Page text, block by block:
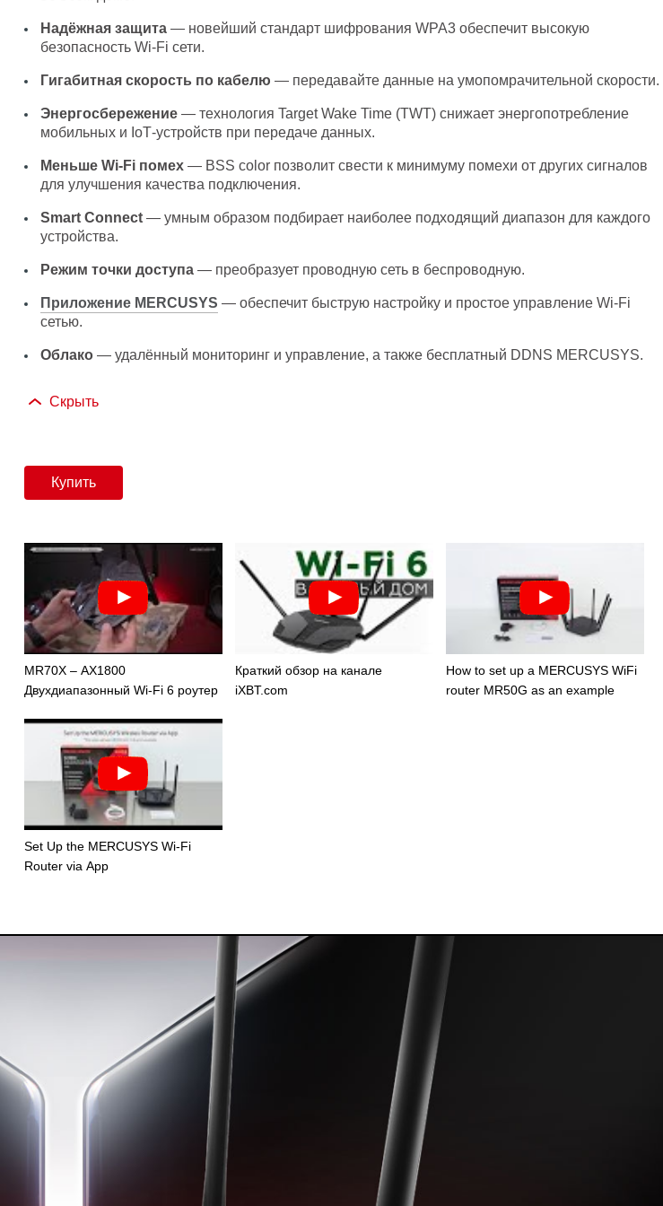
Надёжная защита— новейший стандарт шифрования WPA3 обеспечит высокую
безопасность Wi‑Fi сети.
Гигабитная скорость по кабелю — передавайте данные на умопомрачительной скорости.
Энергосбережение— технология Target Wake Time (TWT) снижает энергопотребление
мобильных и IoT‑устройств при передаче данных.
Меньше Wi-Fi помех— BSS color позволит свести к минимуму помехи от других сигналов
для улучшения качества подключения.
Smart Connect— умным образом подбирает наиболее подходящий диапазон для каждого
устройства.
Режим точки доступа— преобразует проводную сеть в беспроводную.
Приложение MERCUSYS — обеспечит быструю настройку и простое управление Wi-Fi
сетью.
Облако— удалённый мониторинг и управление, а также бесплатный DDNS MERCUSYS.
Скрыть
Купить
MR70X – AX1800
Двухдиапазонный Wi-Fi 6 роутер
Краткий обзор на канале
iXBT.com
How to set up a MERCUSYS WiFi
router MR50G as an example
Set Up the MERCUSYS Wi-Fi
Router via App